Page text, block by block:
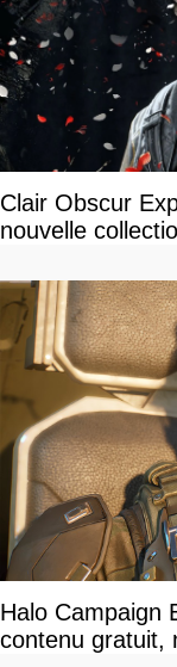
Clair Obscur
nouvelle
Halo Campaign
contenu gratuit,